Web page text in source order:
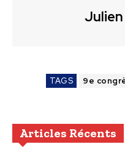
Julien
TAGS 9e
Articles Récents